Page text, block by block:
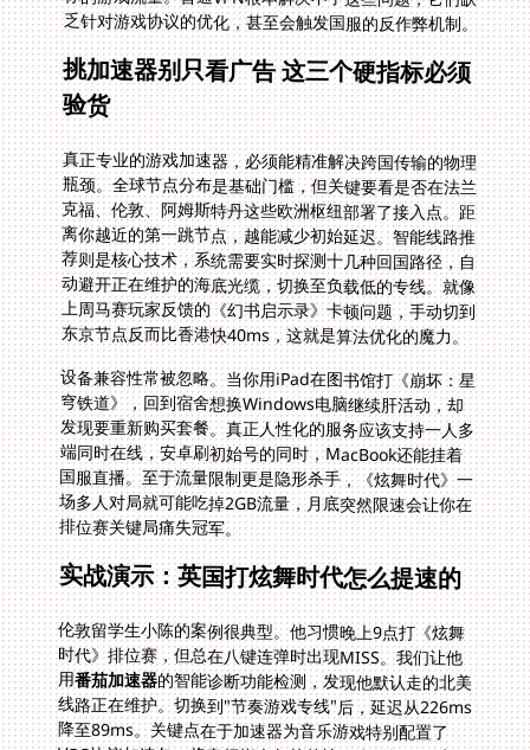
乏针对游戏协议的优化，甚至会触发国服的反作弊机制。
挑加速器别只看广告 这三个硬指标必须
验货
真正专业的游戏加速器，必须能精准解决跨国传输的物理
瓶颈。全球节点分布是基础门槛，但关键要看是否在法兰
克福、伦敦、阿姆斯特丹这些欧洲枢纽部署了接入点。距
离你越近的第一跳节点，越能减少初始延迟。智能线路推
荐则是核心技术，系统需要实时探测十几种回国路径，自
动避开正在维护的海底光缆，切换至负载低的专线。就像
上周马赛玩家反馈的《幻书启示录》卡顿问题，手动切到
东京节点反而比香港快40ms，这就是算法优化的魔力。
设备兼容性常被忽略。当你用iPad在图书馆打《崩坏：星
穹铁道》，回到宿舍想换Windows电脑继续肝活动，却
发现要重新购买套餐。真正人性化的服务应该支持一人多
端同时在线，安卓刷初始号的同时，MacBook还能挂着
国服直播。至于流量限制更是隐形杀手，《炫舞时代》一
场多人对局就可能吃掉2GB流量，月底突然限速会让你在
排位赛关键局痛失冠军。
实战演示：英国打炫舞时代怎么提速的
伦敦留学生小陈的案例很典型。他习惯晚上9点打《炫舞
时代》排位赛，但总在八键连弹时出现MISS。我们让他
用番茄加速器的智能诊断功能检测，发现他默认走的北美
线路正在维护。切换到"节奏游戏专线"后，延迟从226ms
降至89ms。关键点在于加速器为音乐游戏特别配置了
UDP协议加速包，将音频指令包的传输优先级提到最高。
现在他不仅全连《极乐净土》高难谱面，甚至能看清对手